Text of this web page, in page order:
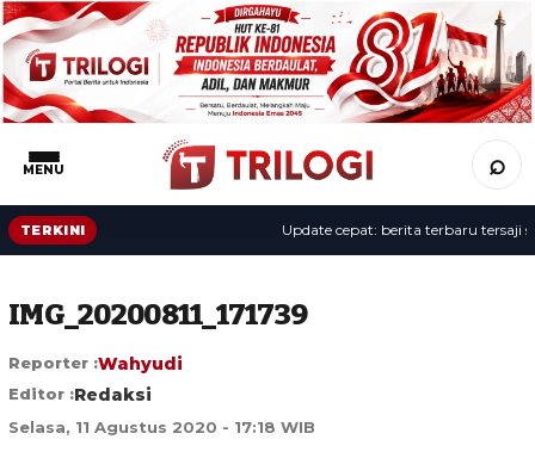
MENU ⌕
TERKINI Update cepat: berita terbaru tersaji
IMG_20200811_171739
Reporter :Wahyudi
Editor :Redaksi
Selasa, 11 Agustus 2020 - 17:18 WIB